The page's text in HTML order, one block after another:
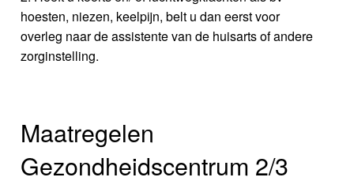
hoesten, niezen, keelpijn, belt u dan eerst voor
overleg naar de assistente van de huisarts of andere
zorginstelling.
Maatregelen
Gezondheidscentrum 2/3